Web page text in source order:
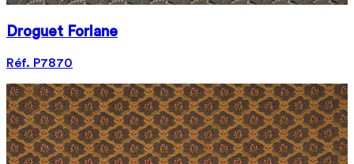
Droguet Forlane
Réf. P7870